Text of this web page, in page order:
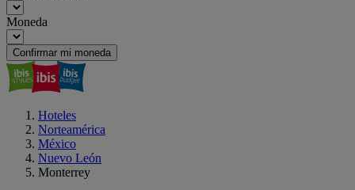
Moneda
Confirmar mi moneda
Hoteles
Norteamérica
México
Nuevo León
Monterrey